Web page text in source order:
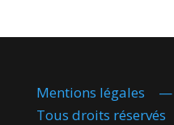
Mentions légales
Tous droits